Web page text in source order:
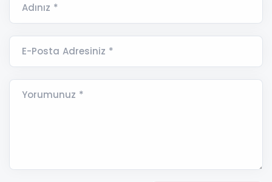
Adınız *
E-Posta Adresiniz *
Yorumunuz *